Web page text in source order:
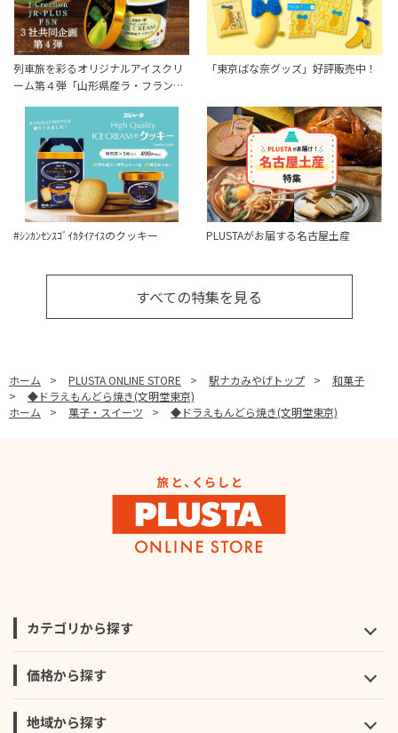
列車旅を彩るオリジナルアイスクリ
ーム第４弾「山形県産ラ・フラン…
「東京ばな奈グッズ」好評販売中！
#ｼﾝｶﾝｾﾝｽｺﾞｲｶﾀｲｱｲｽのクッキー PLUSTAがお届する名古屋土産
すべての特集を見る
ホーム > PLUSTA ONLINE STORE > 駅ナカみやげトップ >
和菓子
>
◆ドラえもんどら焼き(文明堂東京)
ホーム
> 菓子・スイーツ > ◆ドラえもんどら焼き(文明堂東京)
カテゴリから探す
価格から探す
地域から探す